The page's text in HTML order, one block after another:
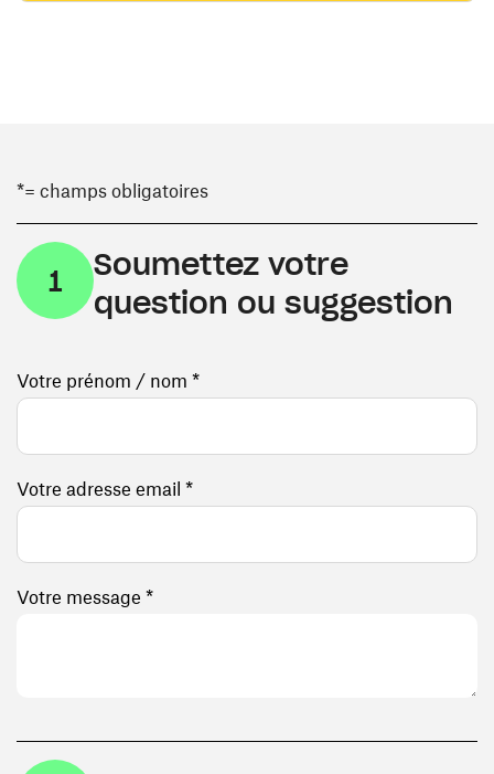
*= champs obligatoires
1
Soumettez votre
question ou suggestion
Votre prénom / nom *
Votre adresse email *
Votre message *